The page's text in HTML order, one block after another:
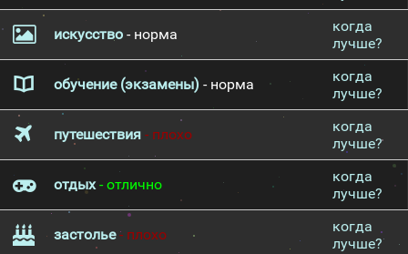
искусство - норма
когда
лучше?
обучение (экзамены) - норма
когда
лучше?
путешествия - плохо
когда
лучше?
отдых- отлично
когда
лучше?
застолье- плохо
когда
лучше?